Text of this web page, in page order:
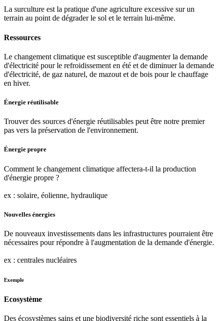
La surculture est la pratique d'une agriculture excessive sur un
terrain au point de dégrader le sol et le terrain lui-même.
Ressources
Le changement climatique est susceptible d'augmenter la demande
d'électricité pour le refroidissement en été et de diminuer la demande
d'électricité, de gaz naturel, de mazout et de bois pour le chauffage
en hiver.
Énergie réutilisable
Trouver des sources d'énergie réutilisables peut être notre premier
pas vers la préservation de l'environnement.
Énergie propre
Comment le changement climatique affectera-t-il la production
d'énergie propre ?
ex : solaire, éolienne, hydraulique
Nouvelles énergies
De nouveaux investissements dans les infrastructures pourraient être
nécessaires pour répondre à l'augmentation de la demande d'énergie.
ex : centrales nucléaires
Exemple
Ecosystème
Des écosystèmes sains et une biodiversité riche sont essentiels à la